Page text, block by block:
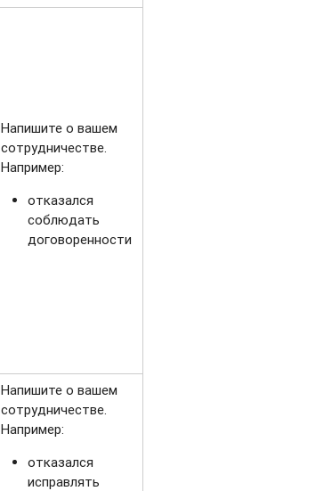
Напишите о вашем
сотрудничестве.
Например:
отказался
соблюдать
договоренности
Напишите о вашем
сотрудничестве.
Например:
отказался
исправлять